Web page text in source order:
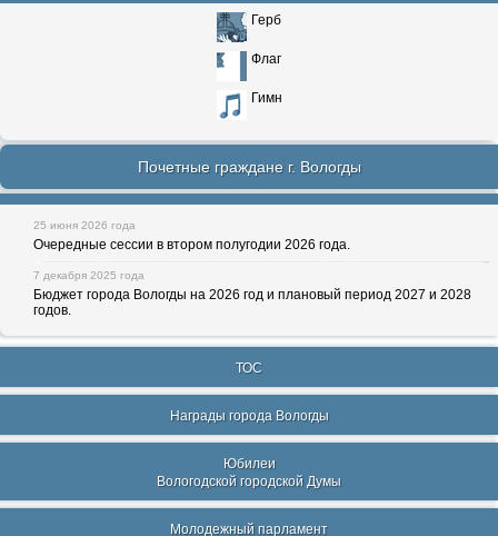
Герб
Флаг
Гимн
Почетные граждане г. Вологды
25 июня 2026 года
Очередные сессии в втором полугодии 2026 года.
7 декабря 2025 года
Бюджет города Вологды на 2026 год и плановый период 2027 и 2028
годов.
ТОС
Награды города Вологды
Юбилеи
Вологодской городской Думы
Молодежный парламент